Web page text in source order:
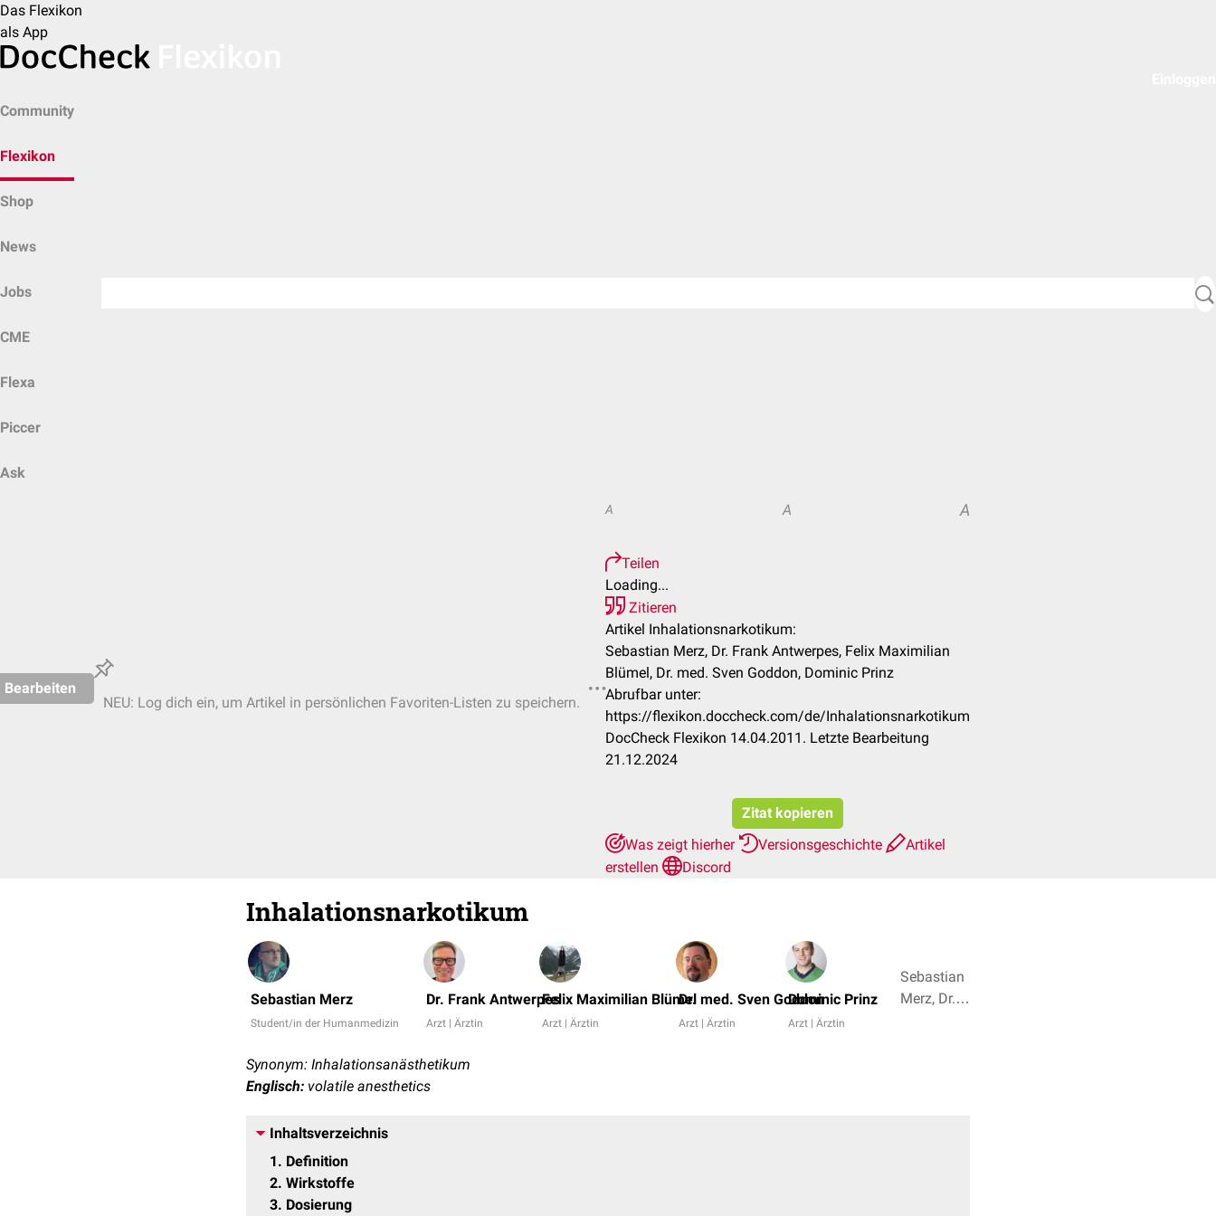
Das Flexikon
als App
Community
Flexikon
Shop
News
Jobs
CME
Flexa
Piccer
Ask
Bearbeiten
NEU: Log dich ein, um Artikel in persönlichen Favoriten-Listen zu speichern.
A A A
Teilen
Loading...
Zitieren
Artikel Inhalationsnarkotikum:
Sebastian Merz, Dr. Frank Antwerpes, Felix Maximilian
Blümel, Dr. med. Sven Goddon, Dominic Prinz
Abrufbar unter:
https://flexikon.doccheck.com/de/Inhalationsnarkotikum
DocCheck Flexikon 14.04.2011. Letzte Bearbeitung
21.12.2024
Zitat kopieren
Was zeigt hierher
Versionsgeschichte
Artikel
erstellen
Discord
Inhalationsnarkotikum
Sebastian Merz
Student/in der Humanmedizin
Dr. Frank Antwerpes
Arzt | Ärztin
Felix Maximilian Blümel
Arzt | Ärztin
Dr. med. Sven Goddon
Arzt | Ärztin
Dominic Prinz
Arzt | Ärztin
Sebastian
Merz, Dr.
Synonym: Inhalationsanästhetikum
Englisch: volatile anesthetics
Inhaltsverzeichnis
1
Definition
2 Wirkstoffe
3 Dosierung